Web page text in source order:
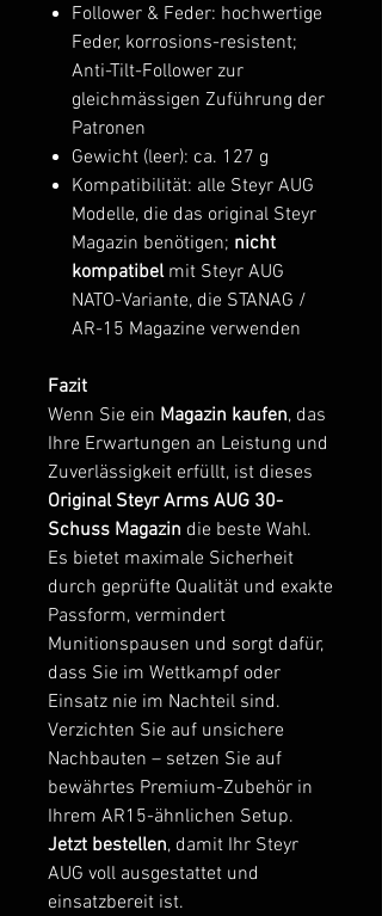
Follower & Feder: hochwertige
Feder, korrosions-resistent;
Anti-Tilt-Follower zur
gleichmässigen Zuführung der
Patronen
Gewicht (leer): ca. 127 g
Kompatibilität: alle Steyr AUG
Modelle, die das original Steyr
Magazin benötigen; nicht
kompatibelmit Steyr AUG
NATO-Variante, die STANAG /
AR-15 Magazine verwenden
Fazit
Wenn Sie ein Magazin kaufen, das
Ihre Erwartungen an Leistung und
Zuverlässigkeit erfüllt, ist dieses
Original Steyr Arms AUG 30-
Schuss Magazin die beste Wahl.
Es bietet maximale Sicherheit
durch geprüfte Qualität und exakte
Passform, vermindert
Munitionspausen und sorgt dafür,
dass Sie im Wettkampf oder
Einsatz nie im Nachteil sind.
Verzichten Sie auf unsichere
Nachbauten – setzen Sie auf
bewährtes Premium-Zubehör in
Ihrem AR15-ähnlichen Setup.
Jetzt bestellen, damit Ihr Steyr
AUG voll ausgestattet und
einsatzbereit ist.